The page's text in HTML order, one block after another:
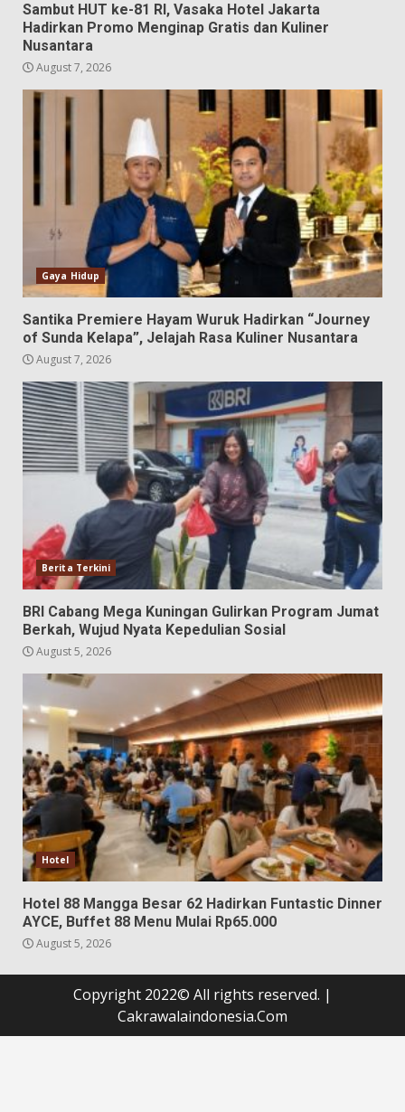
Sambut HUT ke-81 RI, Vasaka Hotel Jakarta
Hadirkan Promo Menginap Gratis dan Kuliner
Nusantara
August 7, 2026
Gaya Hidup
Santika Premiere Hayam Wuruk Hadirkan “Journey
of Sunda Kelapa”, Jelajah Rasa Kuliner Nusantara
August 7, 2026
Berita Terkini
BRI Cabang Mega Kuningan Gulirkan Program Jumat
Berkah, Wujud Nyata Kepedulian Sosial
August 5, 2026
Hotel
Hotel 88 Mangga Besar 62 Hadirkan Funtastic Dinner
AYCE, Buffet 88 Menu Mulai Rp65.000
August 5, 2026
Copyright 2022© All rights reserved. |
Cakrawalaindonesia.Com